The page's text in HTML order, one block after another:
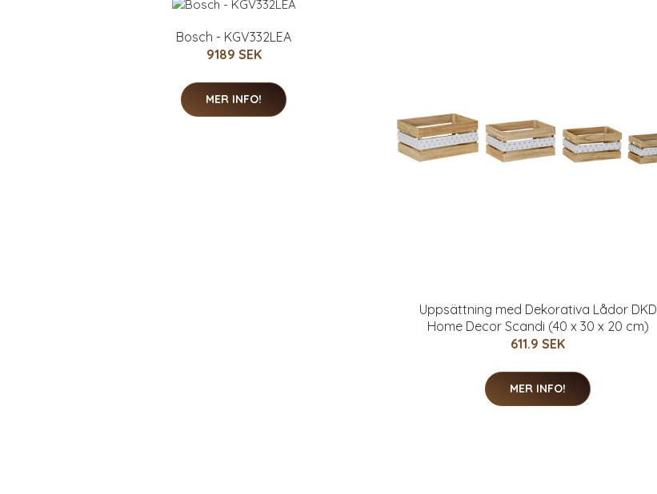
Bosch - KGV332LEA
9189 SEK
MER INFO!
Uppsättning med Dekorativa Lådor DKD
Home Decor Scandi (40 x 30 x 20 cm)
611.9 SEK
MER INFO!